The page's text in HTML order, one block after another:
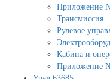
Приложение
Трансмиссия
Рулевое
Кабина и
Приложение